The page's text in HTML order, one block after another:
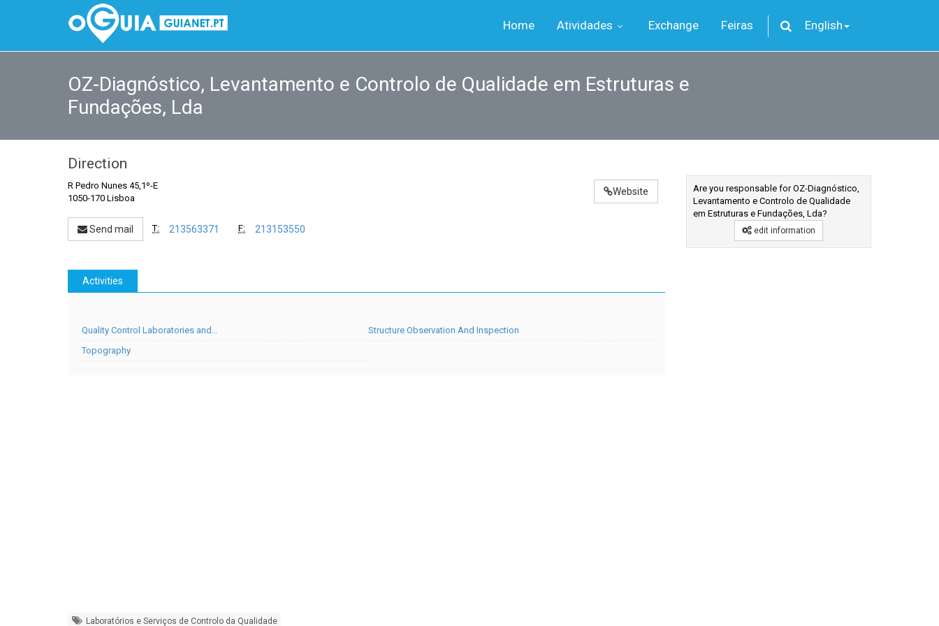
Home Atividades Exchange Feiras English
OZ-Diagnóstico, Levantamento e Controlo de Qualidade em Estruturas e
Fundações, Lda
Direction
Website
R Pedro Nunes 45,1º-E
1050-170 Lisboa
Send mail T: 213563371 F: 213153550
Activities
Quality Control Laboratories and…
Structure Observation And Inspection
Topography
Are you responsable for OZ-Diagnóstico,
Levantamento e Controlo de Qualidade
em Estruturas e Fundações, Lda?
edit information
Laboratórios e Serviços de Controlo da Qualidade